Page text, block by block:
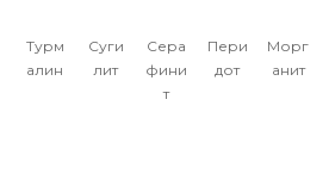
Турм
алин
Суги
лит
Сера
фини
т
Пери
дот
Морг
анит